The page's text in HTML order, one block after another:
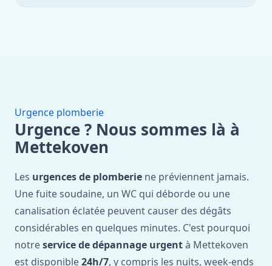
Urgence plomberie
Urgence ? Nous sommes là à
Mettekoven
Les urgences de plomberie ne préviennent jamais.
Une fuite soudaine, un WC qui déborde ou une
canalisation éclatée peuvent causer des dégâts
considérables en quelques minutes. C'est pourquoi
notreservice de dépannage urgentà Mettekoven
est disponible24h/7, y compris les nuits, week-ends